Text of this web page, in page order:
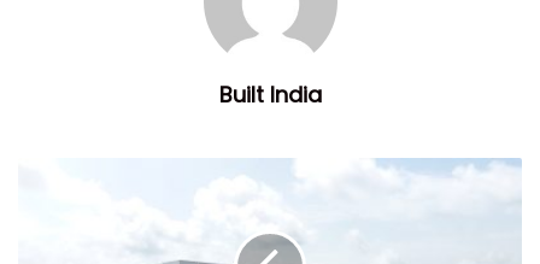
જો લિનિયલ વારસદારો જીવિત હોય, ત્યારે એક અથવા વધુ
લિનિયલ વારસદાર ન હોય ત્યારે કોલેટરલ વારસદારોના નામ દાખલ
વહેંચણી (એક અથવા અનેક તબક્કામાં) કરે, તો દરેક પાર્ટિશન ડીડ પર
Built India